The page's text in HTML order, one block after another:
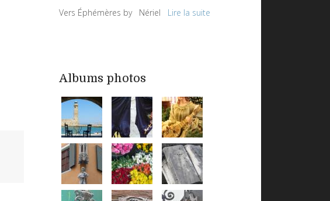
Vers Éphémères by Nériel Lire la suite
Albums photos